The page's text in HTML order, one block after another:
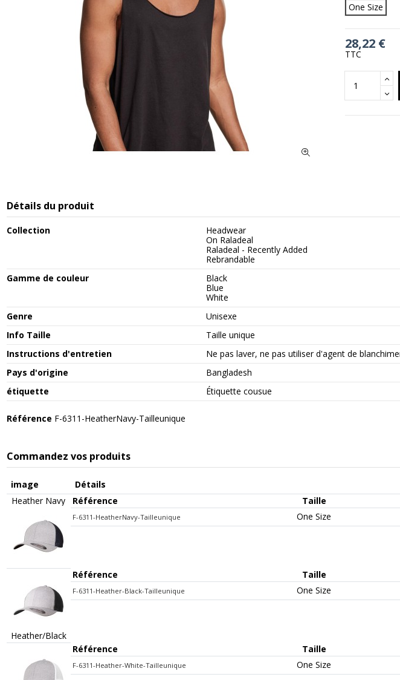
One Size
28,22 €
TTC
Détails du produit
Collection
Headwear
On Raladeal
Raladeal - Recently Added
Rebrandable
Gamme de couleur
Black
Blue
White
Genre
Unisexe
Info Taille
Taille unique
Instructions d'entretien
Ne pas laver, ne pas utiliser d'agent de
Pays d'origine
Bangladesh
étiquette
Étiquette cousue
Référence F-6311-HeatherNavy-Tailleunique
Commandez vos produits
image
Détails
Heather Navy
Référence Taille
F-6311-HeatherNavy-Tailleunique One Size
Heather/Black
Référence Taille
F-6311-Heather-Black-Tailleunique One Size
Référence Taille
F-6311-Heather-White-Tailleunique One Size